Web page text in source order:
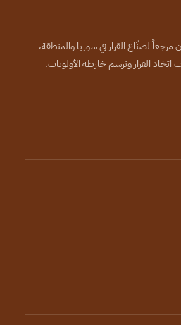
لصنّاع القرار في سوريا والمنطقة،
اتخاذ القرار وترسم خارطة الأولويات.